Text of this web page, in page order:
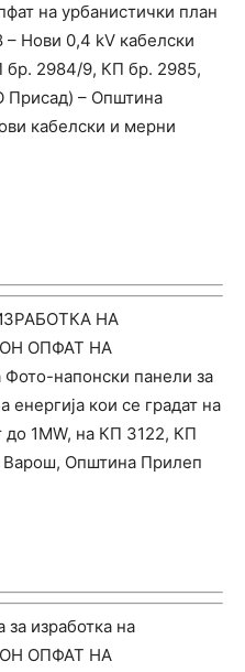
на урбанистички план
– Нови 0,4 kV кабелски
бр. 2984/9, КП бр. 2985,
Присад) – Општина
кабелски и мерни
НА
ОПФАТ НА
напонски панели за
енергија кои се градат на
до 1MW, на КП 3122, КП
Општина Прилеп
изработка на
ОПФАТ НА